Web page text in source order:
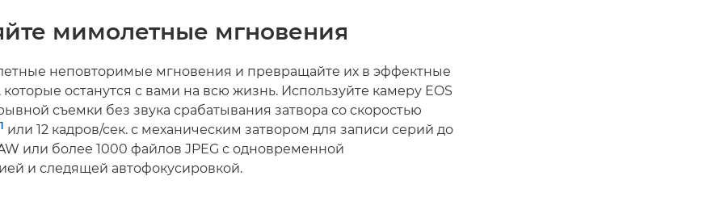
мимолетные мгновения
неповторимые мгновения и превращайте их в эффектные
останутся с вами на всю жизнь. Используйте камеру EOS
съемки без звука срабатывания затвора со скоростью
1 или 12 кадров/сек. с механическим затвором для записи серий до
или более 1000 файлов JPEG с одновременной
и следящей автофокусировкой.